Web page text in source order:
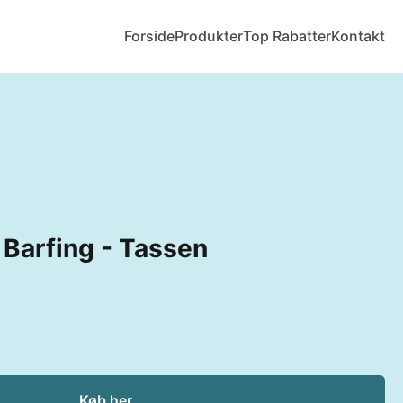
ForsideProdukterTop RabatterKontakt
- Tassen